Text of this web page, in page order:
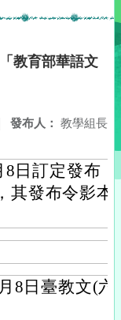
教育部華語文
發布人： 教學組長
日訂定發布
其發布令影本
8日臺教文(